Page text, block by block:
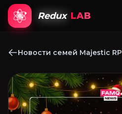
Redux LAB
Новости семей Majestic RP